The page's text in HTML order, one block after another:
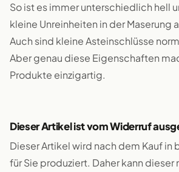
So ist es immer unterschiedlich hell
kleine Unreinheiten in der Maserung
Auch sind kleine Asteinschlüsse
Aber genau diese Eigenschaften
Produkte einzigartig.
Dieser Artikel ist vom Widerruf
Dieser Artikel wird nach dem Kauf in
für Sie produziert. Daher kann dieser